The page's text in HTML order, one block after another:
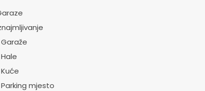
Garaže
Hale
Kuće
Parking mjesto